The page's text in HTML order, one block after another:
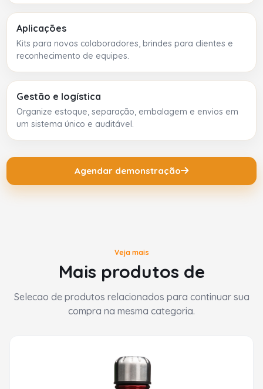
Aplicações
Kits para novos colaboradores, brindes para clientes e
reconhecimento de equipes.
Gestão e logística
Organize estoque, separação, embalagem e envios em
um sistema único e auditável.
Agendar demonstração
Veja mais
Mais produtos de
Selecao de produtos relacionados para continuar sua
compra na mesma categoria.